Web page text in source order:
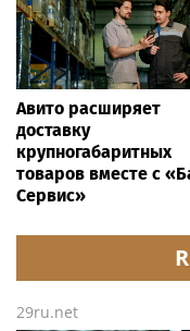
Авито расширяет
доставку
крупногабаритных
товаров вместе с
Сервис»
29ru.net